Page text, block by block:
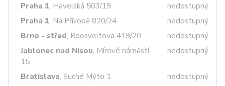
Praha 1, Havelská 503/19
nedostupný
Praha 1, Na Příkopě 820/24
nedostupný
Brno - střed, Roosveltova 419/20
nedostupný
Jablonec nad Nisou, Mírové náměstí
15
nedostupný
Bratislava, Suché Mýto 1 nedostupný